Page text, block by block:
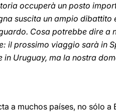
occuperà un posto
suscita un ampio
Cosa potrebbe dire
il prossimo viaggio sarà in
Uruguay, ma la nostra
a muchos países, no sólo a